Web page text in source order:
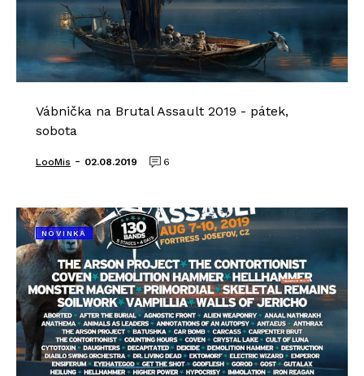
Vábnička na Brutal Assault 2019 - pátek,
sobota
LooMis - 02.08.2019 6
NOVINKA